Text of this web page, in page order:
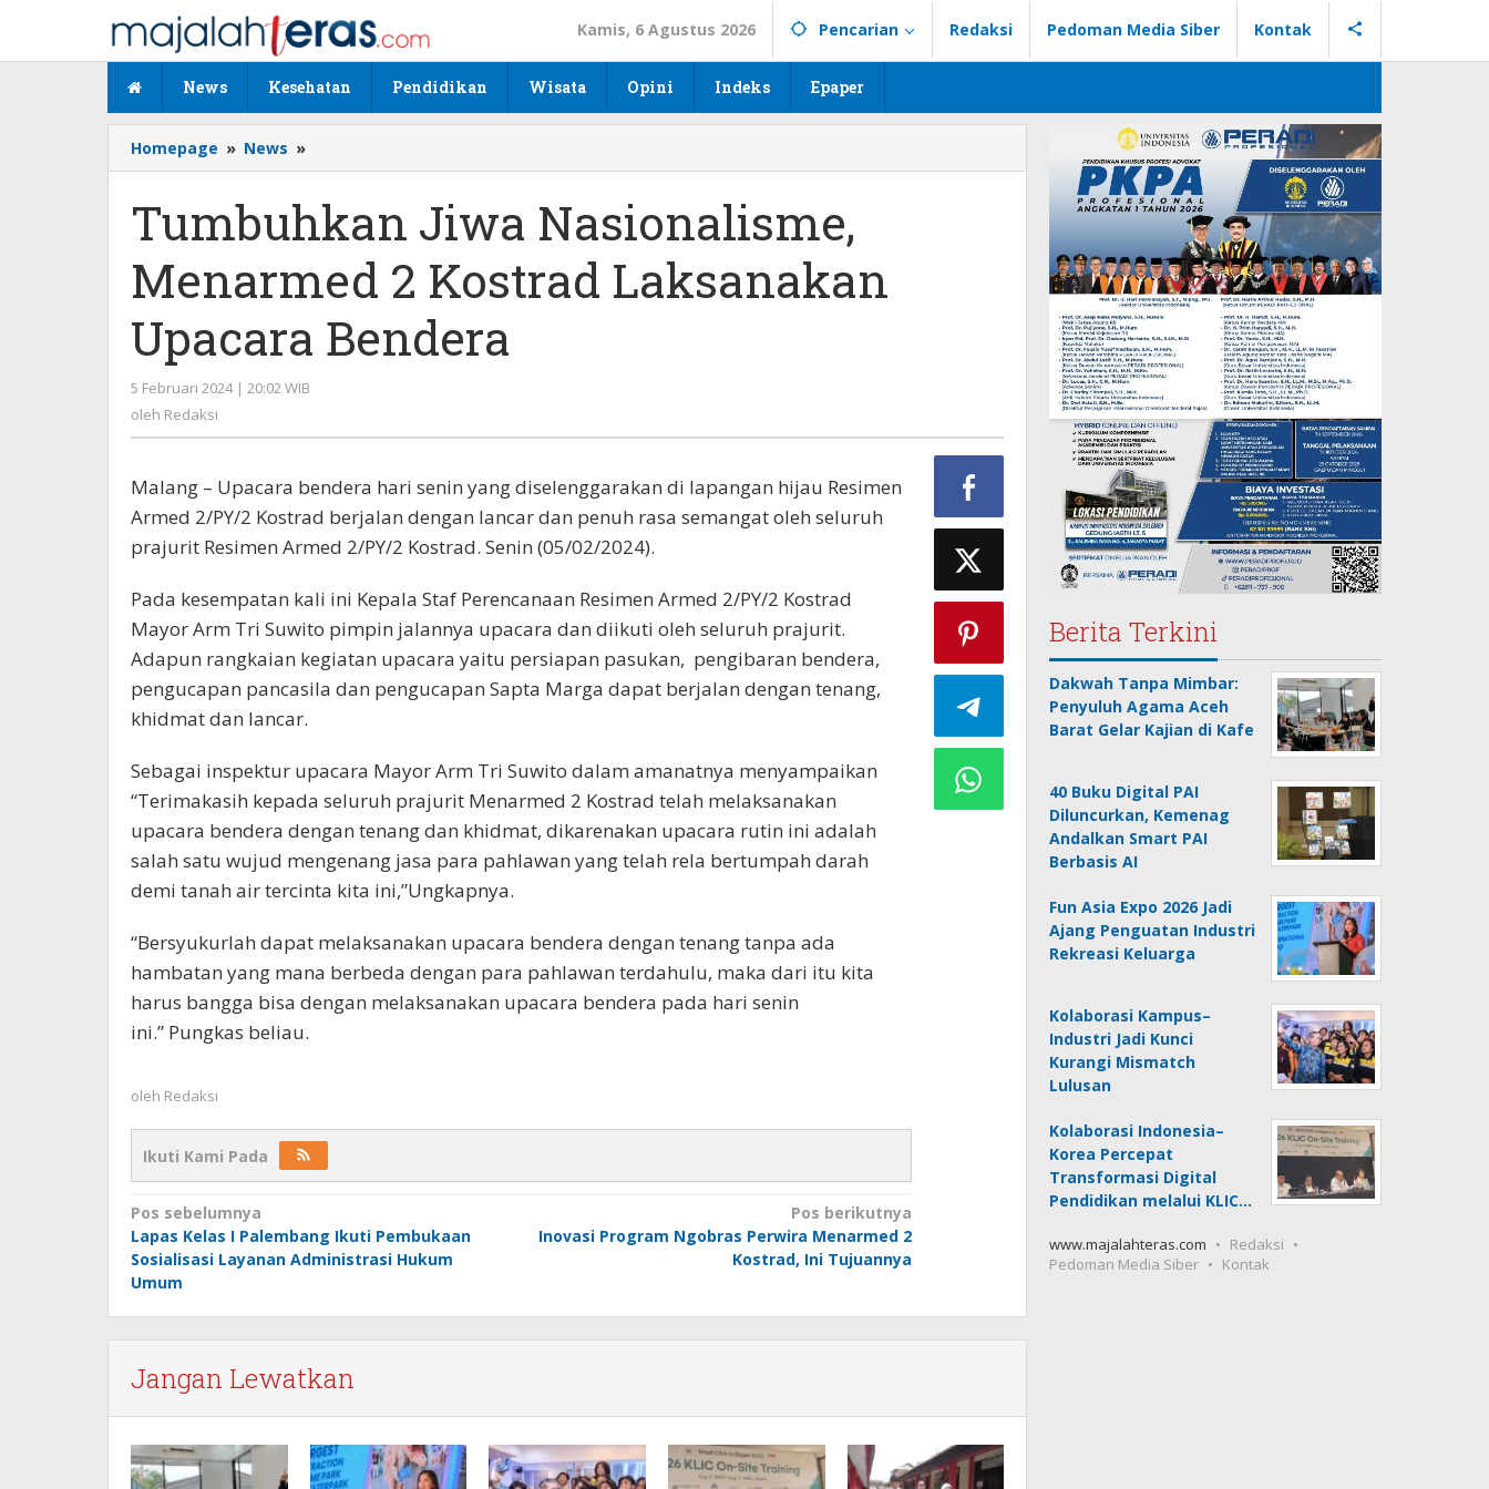
konten
Kamis, 6 Agustus 2026 Pencarian Redaksi Pedoman Media Siber Kontak
News Kesehatan Pendidikan Wisata Opini Indeks Epaper
Homepage » News »
Jiwa
Menarmed
2
Kostrad
Laksanakan
Bendera
Tumbuhkan Jiwa Nasionalisme,
Menarmed 2 Kostrad Laksanakan
Upacara Bendera
5 Februari 2024 | 20:02 WIB
oleh Redaksi
Malang – Upacara bendera hari senin yang diselenggarakan di lapangan hijau Resimen
Armed 2/PY/2 Kostrad berjalan dengan lancar dan penuh rasa semangat oleh seluruh
prajurit Resimen Armed 2/PY/2 Kostrad. Senin (05/02/2024).
Pada kesempatan kali ini Kepala Staf Perencanaan Resimen Armed 2/PY/2 Kostrad
Mayor Arm Tri Suwito pimpin jalannya upacara dan diikuti oleh seluruh prajurit.
Adapun rangkaian kegiatan upacara yaitu persiapan pasukan, pengibaran bendera,
pengucapan pancasila dan pengucapan Sapta Marga dapat berjalan dengan tenang,
khidmat dan lancar.
Sebagai inspektur upacara Mayor Arm Tri Suwito dalam amanatnya menyampaikan
“Terimakasih kepada seluruh prajurit Menarmed 2 Kostrad telah melaksanakan
upacara bendera dengan tenang dan khidmat, dikarenakan upacara rutin ini adalah
salah satu wujud mengenang jasa para pahlawan yang telah rela bertumpah darah
demi tanah air tercinta kita ini,”Ungkapnya.
“Bersyukurlah dapat melaksanakan upacara bendera dengan tenang tanpa ada
hambatan yang mana berbeda dengan para pahlawan terdahulu, maka dari itu kita
harus bangga bisa dengan melaksanakan upacara bendera pada hari senin
ini.” Pungkas beliau.
oleh Redaksi
Ikuti Kami Pada
Navigasi
pos
Pos sebelumnya
Lapas Kelas I Palembang Ikuti Pembukaan
Sosialisasi Layanan Administrasi Hukum
Umum
Pos berikutnya
Inovasi Program Ngobras Perwira Menarmed 2
Kostrad, Ini Tujuannya
Jangan Lewatkan
Berita Terkini
Dakwah Tanpa Mimbar:
Penyuluh Agama Aceh
Barat Gelar Kajian di Kafe
40 Buku Digital PAI
Diluncurkan, Kemenag
Andalkan Smart PAI
Berbasis AI
Fun Asia Expo 2026 Jadi
Ajang Penguatan Industri
Rekreasi Keluarga
Kolaborasi Kampus–
Industri Jadi Kunci
Kurangi Mismatch
Lulusan
Kolaborasi Indonesia–
Korea Percepat
Transformasi Digital
Pendidikan melalui KLIC…
www.majalahteras.com
Redaksi
Pedoman Media Siber
Kontak